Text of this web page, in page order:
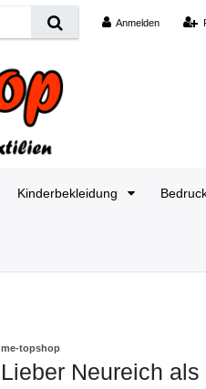
Anmelden
Kinderbekleidung
me-topshop
Lieber Neureich